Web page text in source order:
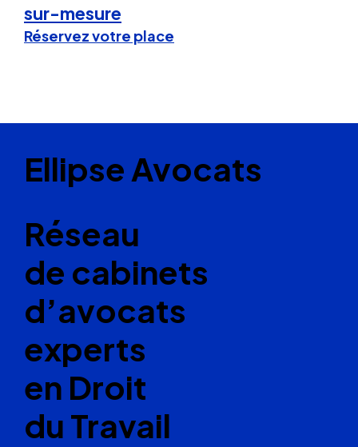
sur-mesure
Réservez votre place
Ellipse Avocats
Réseau
de cabinets
d’avocats
experts
en Droit
du Travail